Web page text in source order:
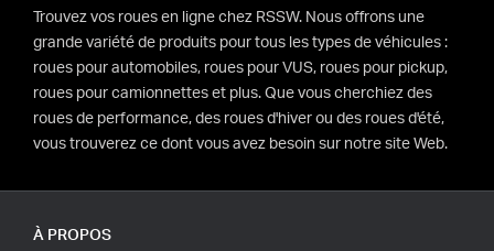
À PROPOS
Trouvez vos roues en ligne chez RSSW. Nous offrons une
grande variété de produits pour tous les types de véhicules :
roues pour automobiles, roues pour VUS, roues pour pickup,
roues pour camionnettes et plus. Que vous cherchiez des
roues de performance, des roues d'hiver ou des roues d'été,
vous trouverez ce dont vous avez besoin sur notre site Web.